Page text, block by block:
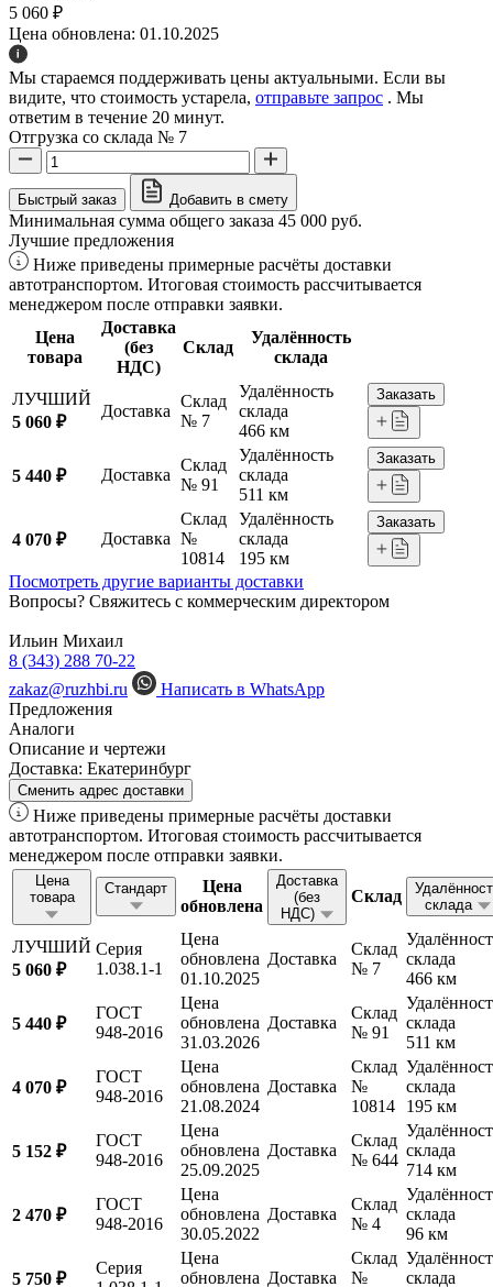
5 060 ₽
Цена обновлена: 01.10.2025
Мы стараемся поддерживать цены актуальными. Если вы
видите, что стоимость устарела, отправьте запрос . Мы
ответим в течение 20 минут.
Отгрузка со склада № 7
Быстрый заказ Добавить в смету
Минимальная сумма общего заказа 45 000 руб.
Лучшие предложения
Ниже приведены примерные расчёты доставки
автотранспортом. Итоговая стоимость рассчитывается
менеджером после отправки заявки.
Цена
товара
Доставка
(без
НДС)
Склад
Удалённость
склада
ЛУЧШИЙ
5 060 ₽
Доставка
Склад
№ 7
Удалённость
склада
466 км
Заказать
5 440 ₽ Доставка
Склад
№ 91
Удалённость
склада
511 км
Заказать
4 070 ₽ Доставка
Склад
№
10814
Удалённость
склада
195 км
Заказать
Посмотреть другие варианты доставки
Вопросы? Свяжитесь с коммерческим директором
Ильин Михаил
8 (343) 288 70-22
zakaz@ruzhbi.ru
Написать в WhatsApp
Предложения
Аналоги
Описание и чертежи
Доставка: Екатеринбург
Сменить адрес доставки
Ниже приведены примерные расчёты доставки
автотранспортом. Итоговая стоимость рассчитывается
менеджером после отправки заявки.
Цена
товара
Стандарт
Цена
обновлена
Доставка
(без
НДС)
Склад
склада
ЛУЧШИЙ
5 060 ₽
Серия
1.038.1-1
Цена
обновлена
01.10.2025
Доставка
Склад
№ 7
склада
466 км
5 440 ₽
ГОСТ
948-2016
Цена
обновлена
31.03.2026
Доставка
Склад
№ 91
склада
511 км
4 070 ₽
ГОСТ
948-2016
Цена
обновлена
21.08.2024
Доставка
Склад
№
10814
склада
195 км
5 152 ₽
ГОСТ
948-2016
Цена
обновлена
25.09.2025
Доставка
Склад
№ 644
склада
714 км
2 470 ₽
ГОСТ
948-2016
Цена
обновлена
30.05.2022
Доставка
Склад
№ 4
склада
96 км
5 750 ₽
Серия
Цена
обновлена Доставка
Склад
№
склада